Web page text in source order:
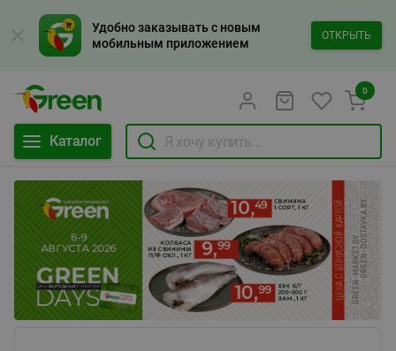
Удобно заказывать с новым
мобильным приложением
ОТКРЫТЬ
Каталог
0